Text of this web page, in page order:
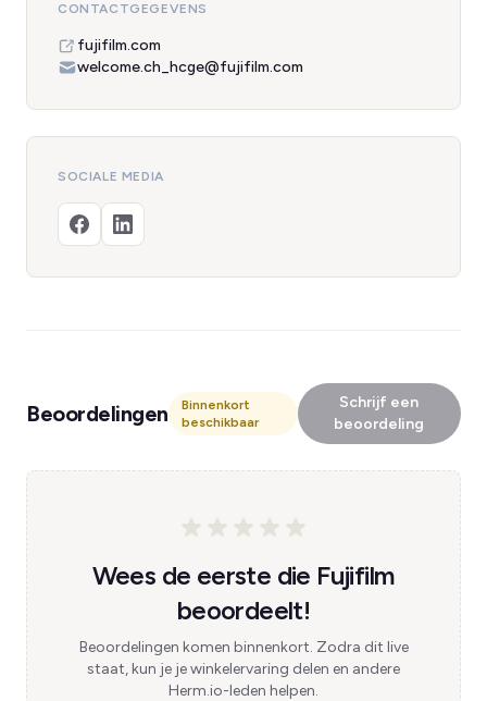
CONTACTGEGEVENS
fujifilm.com
welcome.ch_hcge@fujifilm.com
SOCIALE MEDIA
Beoordelingen
Binnenkort
beschikbaar
Schrijf een
beoordeling
Wees de eerste die Fujifilm
beoordeelt!
Beoordelingen komen binnenkort. Zodra dit live
staat, kun je je winkelervaring delen en andere
Herm.io-leden helpen.